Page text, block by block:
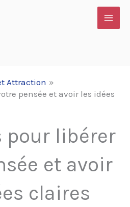
Attraction
pensée et avoir les idées
pour libérer
et avoir
claires